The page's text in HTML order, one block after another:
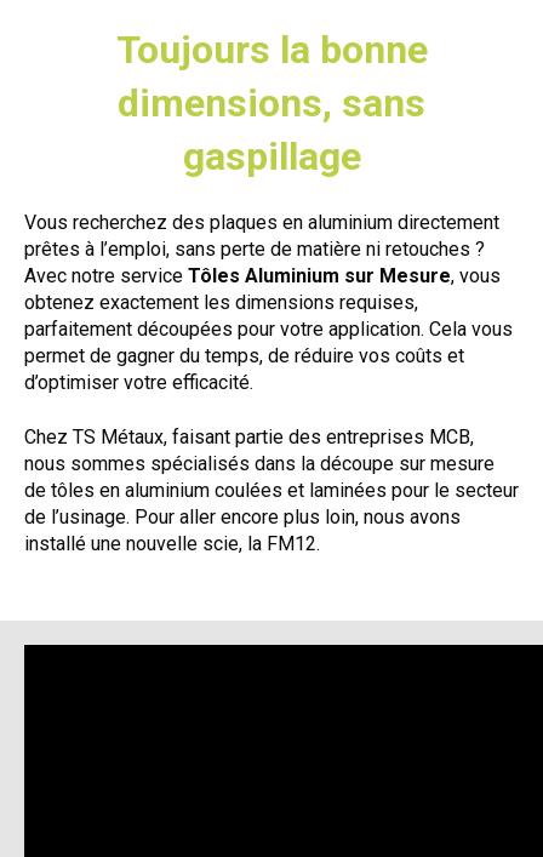
Toujours la bonne
dimensions, sans
gaspillage
Vous recherchez des plaques en aluminium directement
prêtes à l’emploi, sans perte de matière ni retouches ?
Avec notre service Tôles Aluminium sur Mesure, vous
obtenez exactement les dimensions requises,
parfaitement découpées pour votre application. Cela vous
permet de gagner du temps, de réduire vos coûts et
d’optimiser votre efficacité.
Chez TS Métaux, faisant partie des entreprises MCB,
nous sommes spécialisés dans la découpe sur mesure
de tôles en aluminium coulées et laminées pour le secteur
de l’usinage. Pour aller encore plus loin, nous avons
installé une nouvelle scie, la FM12.